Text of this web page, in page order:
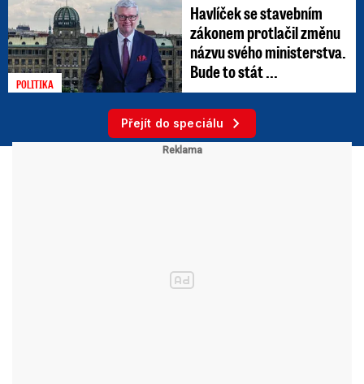
POLITIKA
Havlíček se stavebním
zákonem protlačil změnu
názvu svého ministerstva.
Bude to stát ...
Přejít do speciálu